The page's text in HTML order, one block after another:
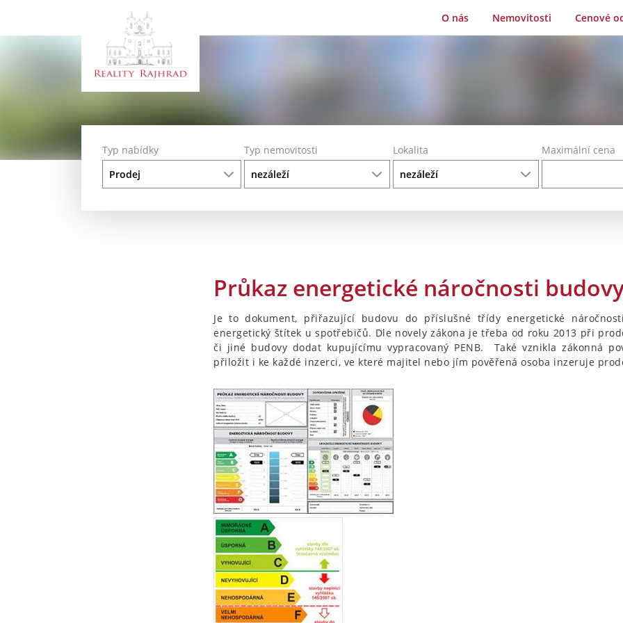
O nás Nemovitosti Cenové
Typ nabídky Typ nemovitosti Lokalita
Maximální cena
Průkaz energetické náročnosti
Je to dokument, přiřazující budovu do příslušné třídy energetické
energetický štítek u spotřebičů. Dle novely zákona je třeba od roku 2013 při
či jiné budovy dodat kupujícímu vypracovaný PENB. Také vznikla zákonná
přiložit i ke každé inzerci, ve které majitel nebo jím pověřená osoba inzeruje